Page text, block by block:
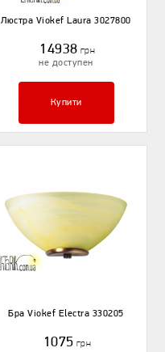
Люстра Viokef Laura 3027800
14938 грн
не доступен
Купити
Бра Viokef Electra 330205
1075 грн